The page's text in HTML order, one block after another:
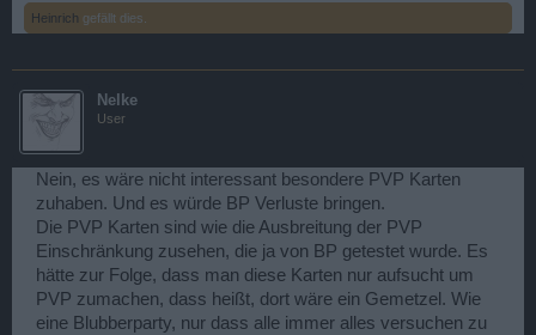
Heinrich gefällt dies.
Nelke
User
Nein, es wäre nicht interessant besondere PVP Karten
zuhaben. Und es würde BP Verluste bringen.
Die PVP Karten sind wie die Ausbreitung der PVP
Einschränkung zusehen, die ja von BP getestet wurde. Es
hätte zur Folge, dass man diese Karten nur aufsucht um
PVP zumachen, dass heißt, dort wäre ein Gemetzel. Wie
eine Blubberparty, nur dass alle immer alles versuchen zu